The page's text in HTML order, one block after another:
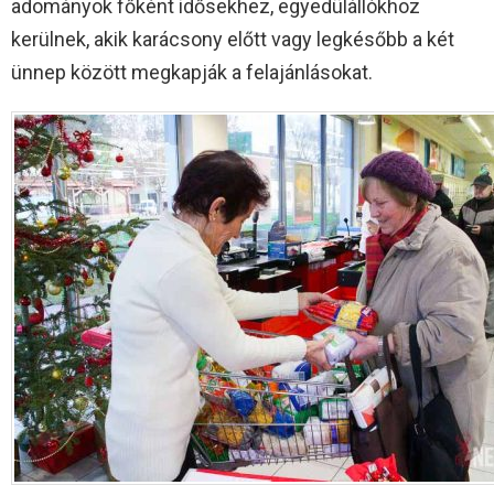
adományok főként idősekhez, egyedülállókhoz
kerülnek, akik karácsony előtt vagy legkésőbb a két
ünnep között megkapják a felajánlásokat.